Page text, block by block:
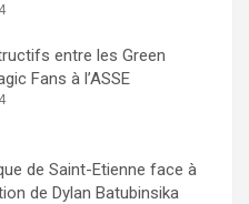
entre les Green
Fans à l’ASSE
de Saint-Etienne face à
de Dylan Batubinsika